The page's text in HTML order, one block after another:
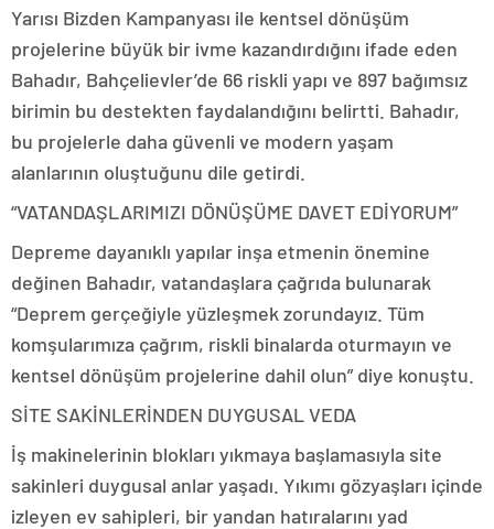
Yarısı Bizden Kampanyası ile kentsel dönüşüm
projelerine büyük bir ivme kazandırdığını ifade eden
Bahadır, Bahçelievler’de 66 riskli yapı ve 897 bağımsız
birimin bu destekten faydalandığını belirtti. Bahadır,
bu projelerle daha güvenli ve modern yaşam
alanlarının oluştuğunu dile getirdi.
“VATANDAŞLARIMIZI DÖNÜŞÜME DAVET EDİYORUM”
Depreme dayanıklı yapılar inşa etmenin önemine
değinen Bahadır, vatandaşlara çağrıda bulunarak
“Deprem gerçeğiyle yüzleşmek zorundayız. Tüm
komşularımıza çağrım, riskli binalarda oturmayın ve
kentsel dönüşüm projelerine dahil olun” diye konuştu.
SİTE SAKİNLERİNDEN DUYGUSAL VEDA
İş makinelerinin blokları yıkmaya başlamasıyla site
sakinleri duygusal anlar yaşadı. Yıkımı gözyaşları içinde
izleyen ev sahipleri, bir yandan hatıralarını yad